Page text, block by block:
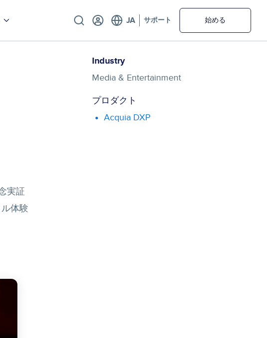
Utility サポート 始める
実証
体験
Industry
Media & Entertainment
プロダクト
Acquia DXP